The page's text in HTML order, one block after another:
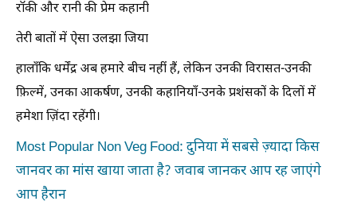
रॉकी और रानी की प्रेम कहानी
तेरी बातों में ऐसा उलझा जिया
हालाँकि धर्मेंद्र अब हमारे बीच नहीं हैं, लेकिन उनकी विरासत-उनकी
फ़िल्में, उनका आकर्षण, उनकी कहानियाँ-उनके प्रशंसकों के दिलों में
हमेशा ज़िंदा रहेंगी।
Most Popular Non Veg Food: दुनिया में सबसे ज़्यादा किस
जानवर का मांस खाया जाता है? जवाब जानकर आप रह जाएंगे
आप हैरान